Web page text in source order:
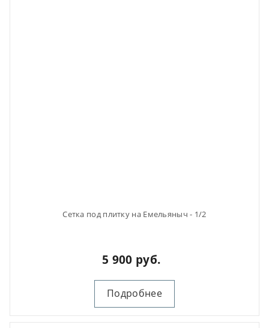
Сетка под плитку на Емельяныч - 1/2
5 900 руб.
Подробнее